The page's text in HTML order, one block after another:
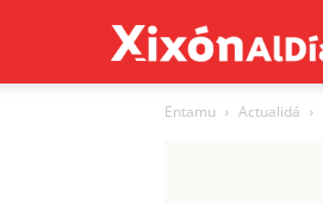
Entamu Actualidá